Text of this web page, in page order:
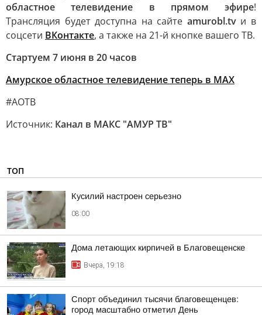
областное телевидение в прямом эфире!
Трансляция будет доступна на сайте amurobl.tvи в
соцсети ВКонтакте, а также на 21-й кнопке вашего ТВ.
Стартуем 7 июня в 20 часов
Амурское областное телевидение теперь в МАХ
#АОТВ
Источник: Канал в МАКС "АМУР ТВ"
ТОП
Кусилий настроен серьезно
08:00
Дома летающих кирпичей в Благовещенске
Вчера, 19:18
Спорт объединил тысячи благовещенцев:
город масштабно отметил День